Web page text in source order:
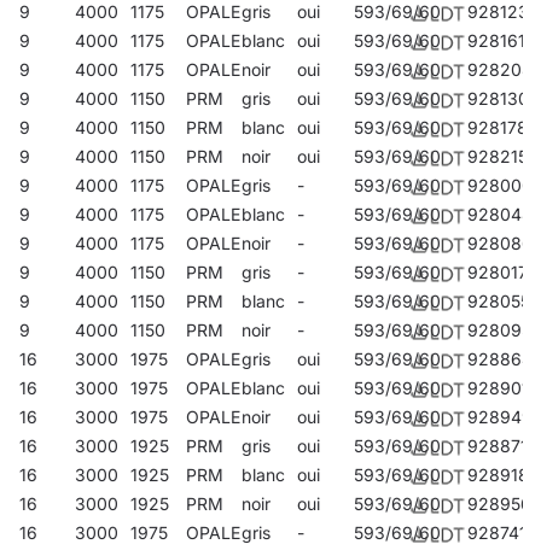
9
4000 1175 OPALEgris oui 593/69/60
928123
9
4000 1175 OPALEblanc oui 593/69/60
928161
9
4000 1175 OPALEnoir oui 593/69/60
928208
9
4000 1150 PRM gris oui 593/69/60
928130
9
4000 1150 PRM blanc oui 593/69/60
928178
9
4000 1150 PRM noir oui 593/69/60
928215
9
4000 1175 OPALEgris - 593/69/60
928000
9
4000 1175 OPALEblanc - 593/69/60
928048
9
4000 1175 OPALEnoir - 593/69/60
928086
9
4000 1150 PRM gris - 593/69/60
928017
9
4000 1150 PRM blanc - 593/69/60
928055
9
4000 1150 PRM noir - 593/69/60
928093
16
3000 1975 OPALEgris oui 593/69/60
928864
16
3000 1975 OPALEblanc oui 593/69/60
928901
16
3000 1975 OPALEnoir oui 593/69/60
928949
16
3000 1925 PRM gris oui 593/69/60
928871
16
3000 1925 PRM blanc oui 593/69/60
928918
16
3000 1925 PRM noir oui 593/69/60
928956
16
3000 1975 OPALEgris - 593/69/60
928741